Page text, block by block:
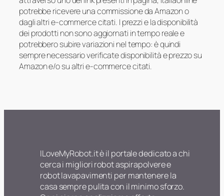
potrebbe ricevere una commissione da Amazon o
dagli altri e-commerce citati. I prezzi e la disponibilità
dei prodotti non sono aggiornati in tempo reale e
potrebbero subire variazioni nel tempo: è quindi
sempre necessario verificate disponibilità e prezzo su
Amazon e/o su altri e-commerce citati.
ILoveMyRobot.it è il portale dedicato a chi
cerca i migliori robot aspirapolvere e
robot lavapavimenti per mantenere la
casa sempre pulita con il minimo sforzo.